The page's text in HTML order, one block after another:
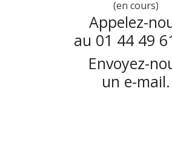
(en cours)
Appelez-
au 01 44 49
Envoyez-
un e-mail.